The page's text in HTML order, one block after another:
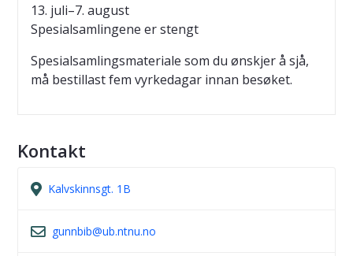
13. juli–7. august
Spesialsamlingene er stengt
Spesialsamlingsmateriale som du ønskjer å sjå,
må bestillast fem vyrkedagar innan besøket.
Kontakt
Kalvskinnsgt. 1B
gunnbib@ub.ntnu.no